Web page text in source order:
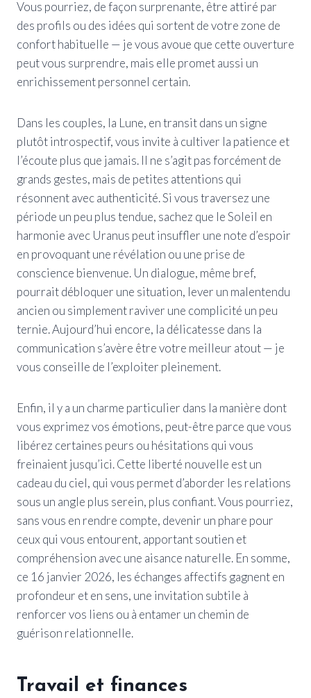
Vous pourriez, de façon surprenante, être attiré par
des profils ou des idées qui sortent de votre zone de
confort habituelle — je vous avoue que cette ouverture
peut vous surprendre, mais elle promet aussi un
enrichissement personnel certain.
Dans les couples, la Lune, en transit dans un signe
plutôt introspectif, vous invite à cultiver la patience et
l’écoute plus que jamais. Il ne s’agit pas forcément de
grands gestes, mais de petites attentions qui
résonnent avec authenticité. Si vous traversez une
période un peu plus tendue, sachez que le Soleil en
harmonie avec Uranus peut insuffler une note d’espoir
en provoquant une révélation ou une prise de
conscience bienvenue. Un dialogue, même bref,
pourrait débloquer une situation, lever un malentendu
ancien ou simplement raviver une complicité un peu
ternie. Aujourd’hui encore, la délicatesse dans la
communication s’avère être votre meilleur atout — je
vous conseille de l’exploiter pleinement.
Enfin, il y a un charme particulier dans la manière dont
vous exprimez vos émotions, peut-être parce que vous
libérez certaines peurs ou hésitations qui vous
freinaient jusqu’ici. Cette liberté nouvelle est un
cadeau du ciel, qui vous permet d’aborder les relations
sous un angle plus serein, plus confiant. Vous pourriez,
sans vous en rendre compte, devenir un phare pour
ceux qui vous entourent, apportant soutien et
compréhension avec une aisance naturelle. En somme,
ce 16 janvier 2026, les échanges affectifs gagnent en
profondeur et en sens, une invitation subtile à
renforcer vos liens ou à entamer un chemin de
guérison relationnelle.
Travail et finances